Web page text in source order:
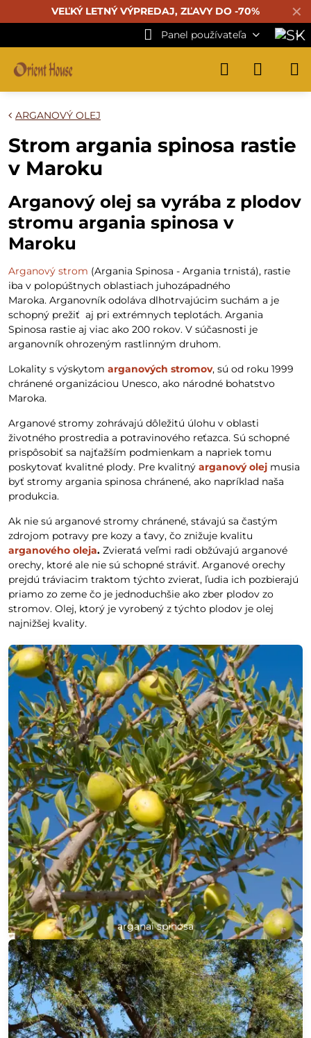
✕
VEĽKÝ LETNÝ VÝPREDAJ, ZĽAVY DO -70%
Panel používateľa
ARGANOVÝ OLEJ
Strom argania spinosa rastie
v Maroku
Arganový olej sa vyrába z plodov
stromu argania spinosa v
Maroku
Arganový strom (Argania Spinosa - Argania trnistá), rastie
iba v polopúštnych oblastiach juhozápadného
Maroka. Arganovník odoláva dlhotrvajúcim suchám a je
schopný prežiť aj pri extrémnych teplotách. Argania
Spinosa rastie aj viac ako 200 rokov. V súčasnosti je
arganovník ohrozeným rastlinným druhom.
Lokality s výskytom arganových stromov, sú od roku 1999
chránené organizáciou Unesco, ako národné bohatstvo
Maroka.
Arganové stromy zohrávajú dôležitú úlohu v oblasti
životného prostredia a potravinového reťazca. Sú schopné
prispôsobiť sa najťažším podmienkam a napriek tomu
poskytovať kvalitné plody. Pre kvalitný arganový olej musia
byť stromy argania spinosa chránené, ako napríklad naša
produkcia.
Ak nie sú arganové stromy chránené, stávajú sa častým
zdrojom potravy pre kozy a ťavy, čo znižuje kvalitu
arganového oleja. Zvieratá veľmi radi obžúvajú arganové
orechy, ktoré ale nie sú schopné stráviť. Arganové orechy
prejdú tráviacim traktom týchto zvierat, ľudia ich pozbierajú
priamo zo zeme čo je jednoduchšie ako zber plodov zo
stromov. Olej, ktorý je vyrobený z týchto plodov je olej
najnižšej kvality.
arganai spinosa